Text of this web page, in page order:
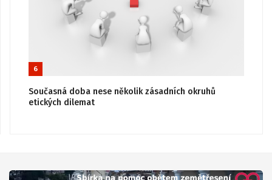
6
Současná doba nese několik zásadních okruhů
etických dilemat